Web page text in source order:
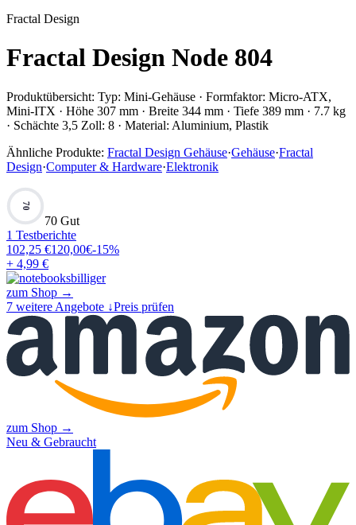
Fractal Design
Fractal Design Node 804
Produktübersicht: Typ: Mini-Gehäuse · Formfaktor: Micro-ATX,
Mini-ITX · Höhe 307 mm · Breite 344 mm · Tiefe 389 mm · 7.7 kg
· Schächte 3,5 Zoll: 8 · Material: Aluminium, Plastik
Ähnliche Produkte: Fractal Design Gehäuse·Gehäuse·Fractal
Design·Computer & Hardware·Elektronik
70
70 Gut
1 Testberichte
102,25 €120,00€-15%
+ 4,99 €
zum Shop →
7 weitere Angebote ↓Preis prüfen
zum Shop →
Neu & Gebraucht